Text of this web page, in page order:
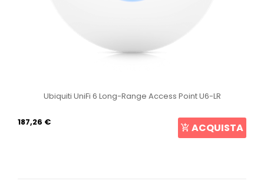
Ubiquiti UniFi 6 Long-Range Access Point U6-LR
187,26 € ACQUISTA